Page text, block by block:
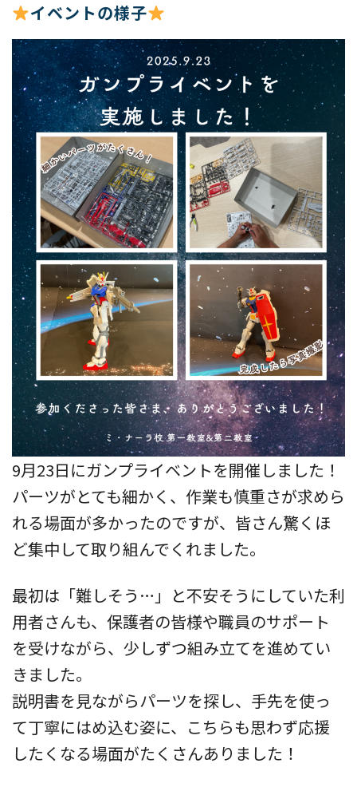
イベントの様子
9月23日にガンプライベントを開催しました！
パーツがとても細かく、作業も慎重さが求めら
れる場面が多かったのですが、皆さん驚くほ
ど集中して取り組んでくれました。
最初は「難しそう…」と不安そうにしていた利
用者さんも、保護者の皆様や職員のサポート
を受けながら、少しずつ組み立てを進めてい
きました。
説明書を見ながらパーツを探し、手先を使っ
て丁寧にはめ込む姿に、こちらも思わず応援
したくなる場面がたくさんありました！